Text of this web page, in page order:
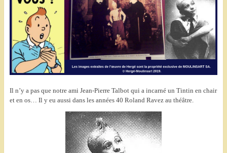
Il n’y a pas que notre ami Jean-Pierre Talbot qui a incarné un Tintin en chair
et en os… Il y eu aussi dans les années 40 Roland Ravez au théâtre.